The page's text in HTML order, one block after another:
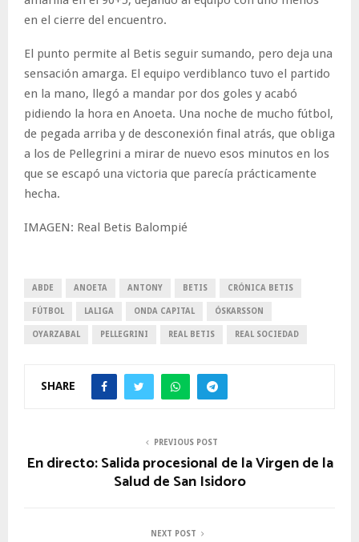
en el cierre del encuentro.
El punto permite al Betis seguir sumando, pero deja una
sensación amarga. El equipo verdiblanco tuvo el partido
en la mano, llegó a mandar por dos goles y acabó
pidiendo la hora en Anoeta. Una noche de mucho fútbol,
de pegada arriba y de desconexión final atrás, que obliga
a los de Pellegrini a mirar de nuevo esos minutos en los
que se escapó una victoria que parecía prácticamente
hecha.
IMAGEN: Real Betis Balompié
ABDE ANOETA ANTONY BETIS CRÓNICA BETIS
FÚTBOL LALIGA ONDA CAPITAL ÓSKARSSON
OYARZABAL PELLEGRINI REAL BETIS REAL SOCIEDAD
SHARE
PREVIOUS POST
En directo: Salida procesional de la Virgen de la
Salud de San Isidoro
NEXT POST